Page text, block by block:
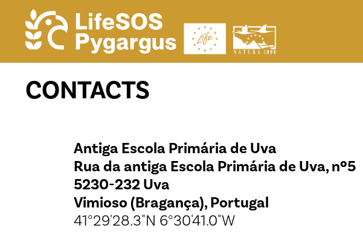
CONTACTS
Antiga Escola Primária de Uva
Rua da antiga Escola Primária de Uva, nº5
5230-232 Uva
Vimioso (Bragança), Portugal
41°29'28.3"N 6°30'41.0"W